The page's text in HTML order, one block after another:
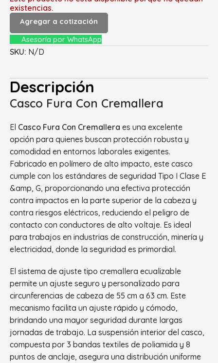
existencias.
Agregar a cotización
Asesoría por WhatsApp
SKU: N/D
Descripción
Casco Fura Con Cremallera
El Casco Fura Con Cremallera es una excelente
opción para quienes buscan protección robusta y
comodidad en entornos laborales exigentes.
Fabricado en polímero de alto impacto, este casco
cumple con los estándares de seguridad Tipo I Clase E
&amp, G, proporcionando una efectiva protección
contra impactos en la parte superior de la cabeza y
contra riesgos eléctricos, reduciendo el peligro de
contacto con conductores de alto voltaje. Es ideal
para trabajos en industrias de construcción, minería y
electricidad, donde la seguridad es primordial.
El sistema de ajuste tipo cremallera ecualizable
permite un ajuste seguro y personalizado para
circunferencias de cabeza de 55 cm a 63 cm. Este
mecanismo facilita un ajuste rápido y cómodo,
brindando una mayor seguridad durante largas
jornadas de trabajo. La suspensión interior del casco,
compuesta por 3 bandas textiles de poliamida y 8
puntos de anclaje, asegura una distribución uniforme